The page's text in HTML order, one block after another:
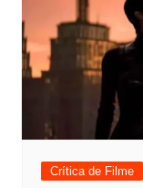
Crítica de Filme